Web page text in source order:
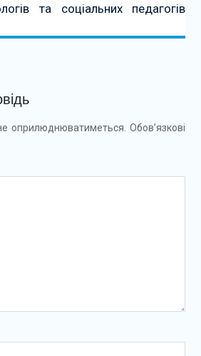
та соціальних педагогів
оприлюднюватиметься. Обов’язкові